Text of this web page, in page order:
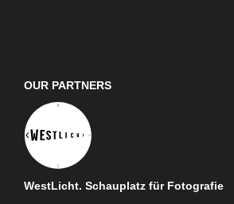
OUR PARTNERS
WestLicht. Schauplatz für Fotografie